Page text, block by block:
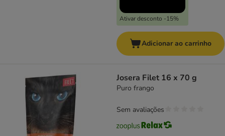
Ativar desconto -15%
Adicionar ao carrinho
Josera Filet 16 x 70 g
Puro frango
Sem avaliações